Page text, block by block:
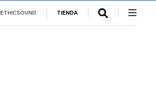
ETHICSOUND TIENDA